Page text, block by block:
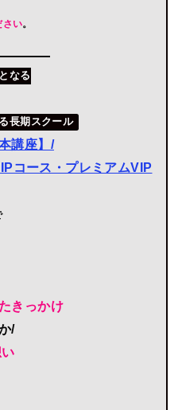
さい。
なる
長期スクール
講座】/
コース・プレミアムVIP
きっかけ
/